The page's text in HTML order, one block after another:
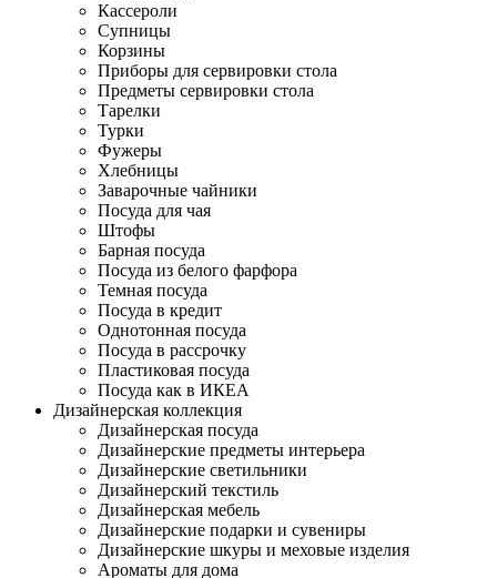
Кассероли
Супницы
Корзины
Приборы для сервировки стола
Предметы сервировки стола
Тарелки
Турки
Фужеры
Хлебницы
Заварочные чайники
Посуда для чая
Штофы
Барная посуда
Посуда из белого фарфора
Темная посуда
Посуда в кредит
Однотонная посуда
Посуда в рассрочку
Пластиковая посуда
Посуда как в ИКЕА
Дизайнерская коллекция
Дизайнерская посуда
Дизайнерские предметы интерьера
Дизайнерские светильники
Дизайнерский текстиль
Дизайнерская мебель
Дизайнерские подарки и сувениры
Дизайнерские шкуры и меховые изделия
Ароматы для дома